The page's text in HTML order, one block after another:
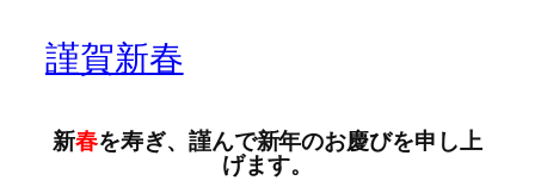
謹賀新春
新春を寿ぎ、謹んで新年のお慶びを申し上
げます。